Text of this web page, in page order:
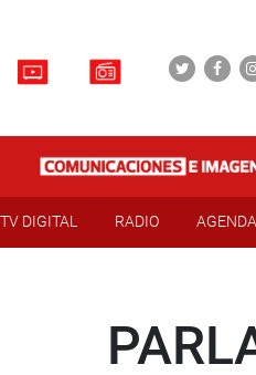
TV DIGITAL RADIO AGENDA